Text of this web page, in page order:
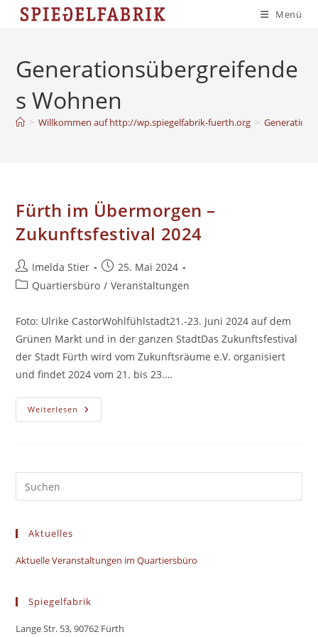
Inhalt
Menü
Generationsübergreifende
s Wohnen
> Willkommen auf http://wp.spiegelfabrik-fuerth.org >
Fürth im Übermorgen –
Zukunftsfestival 2024
Beitrags-
Autor:
Imelda Stier
Beitrag
veröffentlicht:
25. Mai 2024
Beitrags-
Quartiersbüro / Veranstaltungen
Foto: Ulrike CastorWohlfühlstadt21.-23. Juni 2024 auf dem
Grünen Markt und in der ganzen StadtDas Zukunftsfestival
der Stadt Fürth wird vom Zukunftsräume e.V. organisiert
und findet 2024 vom 21. bis 23.…
Weiterlesen Fürth
Im
Aktuelles
Aktuelle Veranstaltungen im Quartiersbüro
Spiegelfabrik
Lange Str. 53, 90762 Fürth